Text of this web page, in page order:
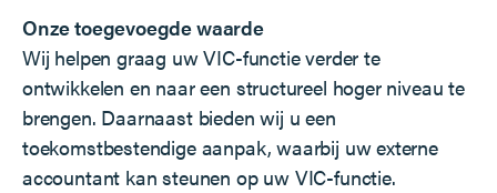
Onze toegevoegde waarde
Wij helpen graag uw VIC-functie verder te
ontwikkelen en naar een structureel hoger niveau te
brengen. Daarnaast bieden wij u een
toekomstbestendige aanpak, waarbij uw externe
accountant kan steunen op uw VIC-functie.